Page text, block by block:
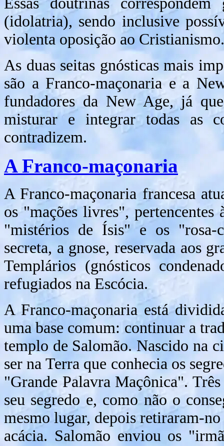
(idolatria), sendo inclusive
violenta oposição ao Cristianismo.
As duas seitas gnósticas mais
são a Franco-maçonaria e a
fundadores da New Age, já
misturar e integrar todas as
contradizem.
A Franco-maçonaria
A Franco-maçonaria francesa
os "mações livres",
"mistérios de Ísis" e os "rosa-
secreta, a gnose, reservada aos
Templários (gnósticos
refugiados na Escócia.
A Franco-maçonaria está
uma base comum: continuar a
templo de Salomão. Nascido na
ser na Terra que conhecia os
"Grande Palavra Maçônica".
seu segredo e, como não o
mesmo lugar, depois retiraram-
acácia. Salomão enviou os